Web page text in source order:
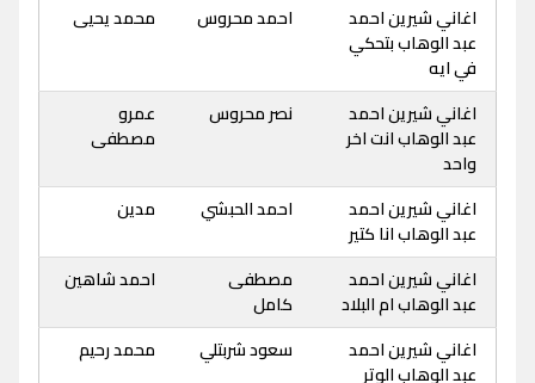
اغاني شيرين احمد
عبد الوهاب بتحكي
في ايه
احمد محروس محمد يحيى
اغاني شيرين احمد
عبد الوهاب انت اخر
واحد
نصر محروس
عمرو
مصطفى
اغاني شيرين احمد
عبد الوهاب انا كتير
احمد الحبشي مدين
اغاني شيرين احمد
عبد الوهاب ام البلاد
مصطفى
كامل
احمد شاهين
اغاني شيرين احمد
عبد الوهاب الوتر
سعود شربتلي محمد رحيم